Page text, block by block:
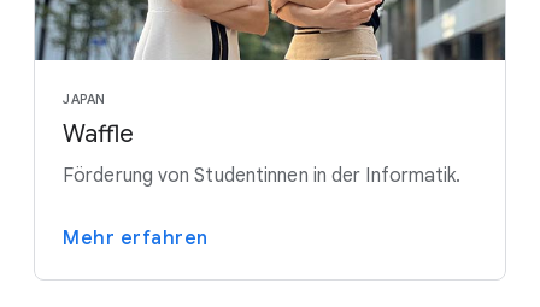
JAPAN
Waffle
Förderung von Studentinnen in der Informatik.
Mehr erfahren